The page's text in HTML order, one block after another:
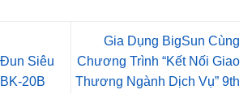
Siêu
20B
Gia Dụng BigSun Cùng
Chương Trình “Kết Nối Giao
Thương Ngành Dịch Vụ” 9th